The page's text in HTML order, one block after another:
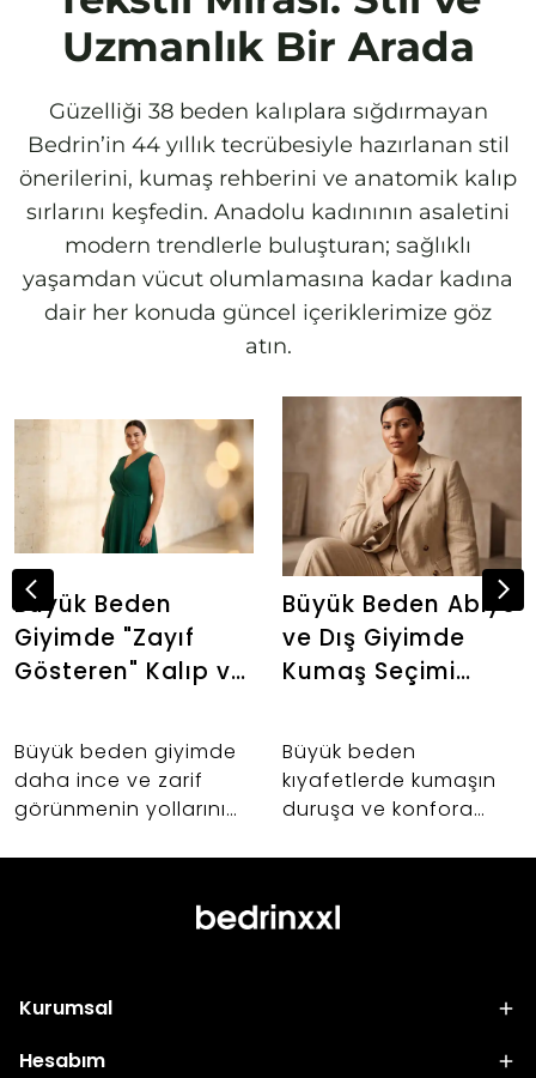
Uzmanlık Bir Arada
Güzelliği 38 beden kalıplara sığdırmayan
Bedrin’in 44 yıllık tecrübesiyle hazırlanan stil
önerilerini, kumaş rehberini ve anatomik kalıp
sırlarını keşfedin. Anadolu kadınının asaletini
modern trendlerle buluşturan; sağlıklı
yaşamdan vücut olumlamasına kadar kadına
dair her konuda güncel içeriklerimize göz
atın.
Büyük Beden
Giyimde "Zayıf
Gösteren" Kalıp ve
Oranı Keşfedin
Büyük beden giyimde
daha ince ve zarif
görünmenin yollarını
arası kadınlar için
uygun kalıp uzmanlığı,
felsefesi.
Büyük Beden Abiye
ve Dış Giyimde
Kumaş Seçimi
Büyük beden
kıyafetlerde kumaşın
duruşa ve konfora
takım ve dış giyim
kurtaracak kumaş
Kurumsal
Hesabım